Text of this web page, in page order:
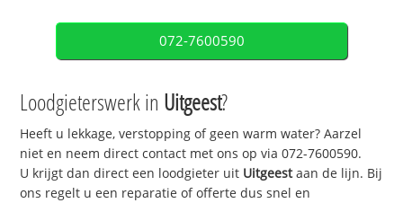
072-7600590
Loodgieterswerk in Uitgeest?
Heeft u lekkage, verstopping of geen warm water? Aarzel
niet en neem direct contact met ons op via 072-7600590.
U krijgt dan direct een loodgieter uit Uitgeestaan de lijn. Bij
ons regelt u een reparatie of offerte dus snel en